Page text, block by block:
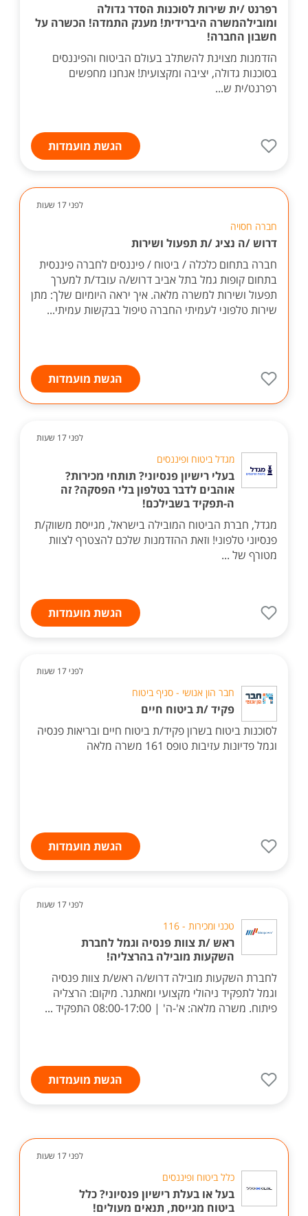
רפרנט /ית שירות לסוכנות הסדר גדולה
ומובילהמשרה היברידית! מענק התמדה! הכשרה על
חשבון החברה!
הזדמנות מצוינת להשתלב בעולם הביטוח והפיננסים
בסוכנות גדולה, יציבה ומקצועית! אנחנו מחפשים
רפרנט/ית ש...
הגשת מועמדות
לפני 17 שעות
חברה חסויה
דרוש /ה נציג /ת תפעול ושירות
חברה בתחום כלכלה / ביטוח / פיננסים לחברה פיננסית
בתחום קופות גמל בתל אביב דרוש/ה עובד/ת למערך
תפעול ושירות למשרה מלאה. איך יראה היומיום שלך: מתן
שירות טלפוני לעמיתי החברה טיפול בבקשות עמיתי...
הגשת מועמדות
לפני 17 שעות
מגדל ביטוח ופיננסים
בעלי רישיון פנסיוני? תותחי מכירות?
אוהבים לדבר בטלפון בלי הפסקה? זה
ה-תפקיד בשבילכם!
מגדל, חברת הביטוח המובילה בישראל, מגייסת משווק/ת
פנסיוני טלפוני! וזאת ההזדמנות שלכם להצטרף לצוות
מטורף של ...
הגשת מועמדות
לפני 17 שעות
חבר הון אנושי - סניף ביטוח
פקיד /ת ביטוח חיים
לסוכנות ביטוח בשרון פקיד/ת ביטוח חיים ובריאות פנסיה
וגמל פדיונות עזיבות טופס 161 משרה מלאה
הגשת מועמדות
לפני 17 שעות
טכני ומכירות - 116
ראש /ת צוות פנסיה וגמל לחברת
השקעות מובילה בהרצליה!
לחברת השקעות מובילה דרוש/ה ראש/ת צוות פנסיה
וגמל לתפקיד ניהולי מקצועי ומאתגר. מיקום: הרצליה
פיתוח. משרה מלאה: א'-ה' | 08:00-17:00 התפקיד ...
הגשת מועמדות
לפני 17 שעות
כלל ביטוח ופיננסים
בעל או בעלת רישיון פנסיוני? כלל
ביטוח מגייסת, תנאים מעולים!